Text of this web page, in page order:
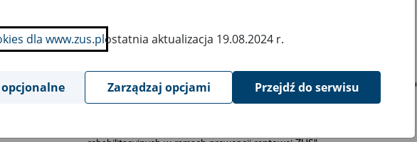
dokumenty ubezpieczeniowe"
zgłoszeń sygnalistów w Zakładzie Ubezpieczeń Społecznych od 25 września
2024 roku"
dla www.zus.plostatnia aktualizacja 19.08.2024 r.
Zarządzaj opcjami Przejdź do serwisu